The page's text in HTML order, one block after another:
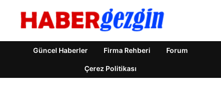
Güncel Haberler Firma Rehberi Forum
Çerez Politikası